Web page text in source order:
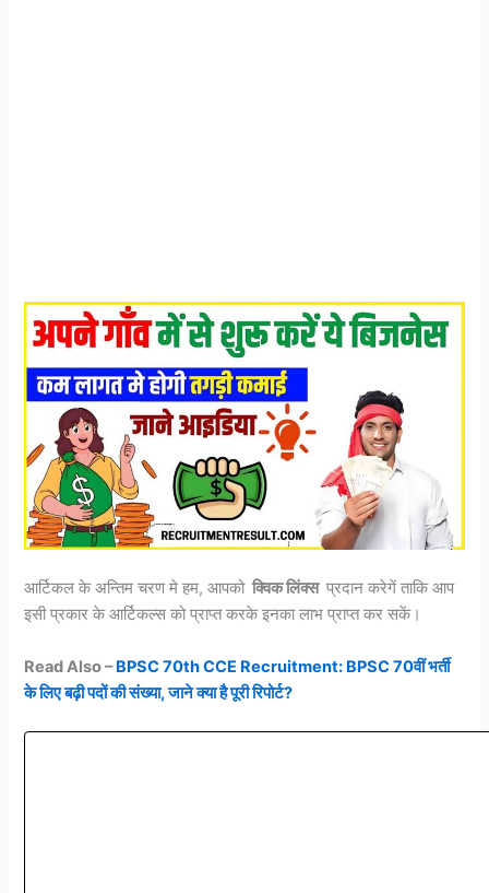
आर्टिकल के अन्तिम चरण मे हम, आपको क्विक लिंक्स प्रदान करेगें ताकि आप
इसी प्रकार के आर्टिकल्स को प्राप्त करके इनका लाभ प्राप्त कर सकें।
Read Also –BPSC 70th CCE Recruitment: BPSC 70वीं भर्ती
के लिए बढ़ी पदों की संख्या, जाने क्या है पूरी रिपोर्ट?